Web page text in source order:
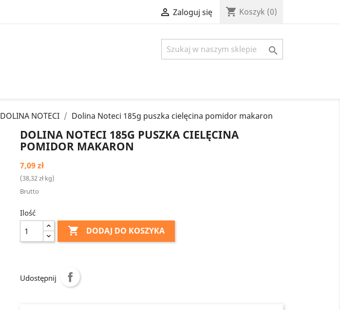
 Zaloguj się shopping_cart Koszyk (0)

DOLINA NOTECI Dolina Noteci 185g puszka cielęcina pomidor makaron
DOLINA NOTECI 185G PUSZKA CIELĘCINA
POMIDOR MAKARON
7,09 zł
(38,32 zł kg)
Brutto
Ilość
 DODAJ DO KOSZYKA
Udostępnij